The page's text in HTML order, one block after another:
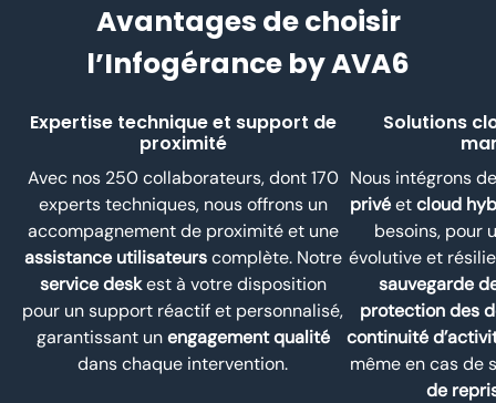
Avantages de choisir
l’Infogérance by AVA6
Expertise technique et support de
proximité
Avec nos 250 collaborateurs, dont 170
experts techniques, nous offrons un
accompagnement de proximité et une
assistance utilisateurscomplète. Notre
service deskest à votre disposition
pour un support réactif et personnalisé,
garantissant unengagement qualité
dans chaque intervention.
Solutions
Nous intégrons
privéetcloud
besoins, pour
évolutive et
sauvegarde
protection des
continuité
même en cas de
de